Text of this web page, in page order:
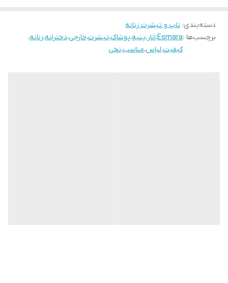
دسته‌بندی: تاپ و تیشرت زنانه
برچسب‌ها :Esmara،انار،پنبه،پوشاک،تیشرت،خارجی،دخترانه،زنانه،
کیفیت،لباس،مناسب،نخی